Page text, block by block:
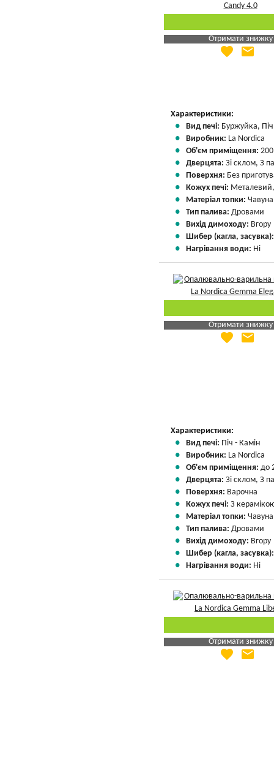
Отримати знижку
Яка Ваша ціна
favorite email
Характеристики:
Вид печі: Буржуйка,
Виробник: La Nordica
Об'єм приміщення:
Дверцята: Зі склом, З
Поверхня: Без
Кожух печі:
Матеріал топки: Чавуна
Тип палива: Дровами
Вихід димоходу: Вгору
Шибер (кагла,
Нагрівання води: Ні
Отримати знижку
Яка Ваша ціна
favorite email
Характеристики:
Вид печі: Піч - Камін
Виробник: La Nordica
Об'єм приміщення: до
Дверцята: Зі склом, З
Поверхня: Варочна
Кожух печі: З
Матеріал топки: Чавуна
Тип палива: Дровами
Вихід димоходу: Вгору
Шибер (кагла,
Нагрівання води: Ні
Отримати знижку
Яка Ваша ціна
favorite email